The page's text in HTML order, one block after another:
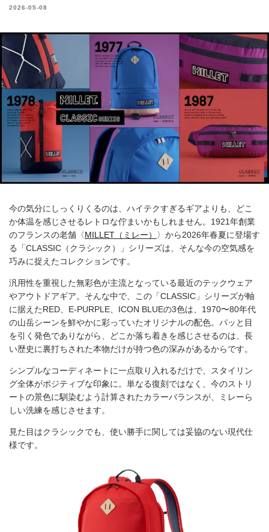
2026-05-08
今の気分にしっくりくるのは、ハイテクすぎるギアよりも、どこ
か体温を感じさせるレトロな佇まいかもしれません。1921年創業
のフランスの老舗〈MILLET（ミレー）
〉から2026年春夏に登場す
る「CLASSIC（クラシック）」シリーズは、そんな今の空気感を
巧みに捉えたコレクションです。
汎用性を重視した無彩色が主流となっている最近のテックウェア
やアウトドアギア。そんな中で、この「CLASSIC」シリーズが軸
に据えたRED、E-PURPLE、ICON BLUEの3色は、1970〜80年代
の山岳シーンを鮮やかに彩っていたオリジナルの配色。パッと目
を引く発色でありながら、どこか落ち着きを感じさせるのは、長
い歴史に裏打ちされた本物だけが持つ色の深みがあるからです。
シンプルなコーディネートに一点取り入れるだけで、スタイリン
グ全体がポジティブな印象に。単なる復刻ではなく、今のストリ
ートの景色に馴染むよう計算されたカラーバランスが、ミレーら
しい洗練を感じさせます。
見た目はクラシックでも、使い勝手に関しては妥協のない現代仕
様です。